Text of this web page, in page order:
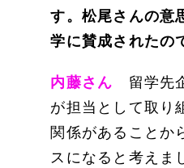
す。松尾さんの意
学に賛成されたの
内藤さん 留学先
が担当として取り
関係があることか
スになると考えま